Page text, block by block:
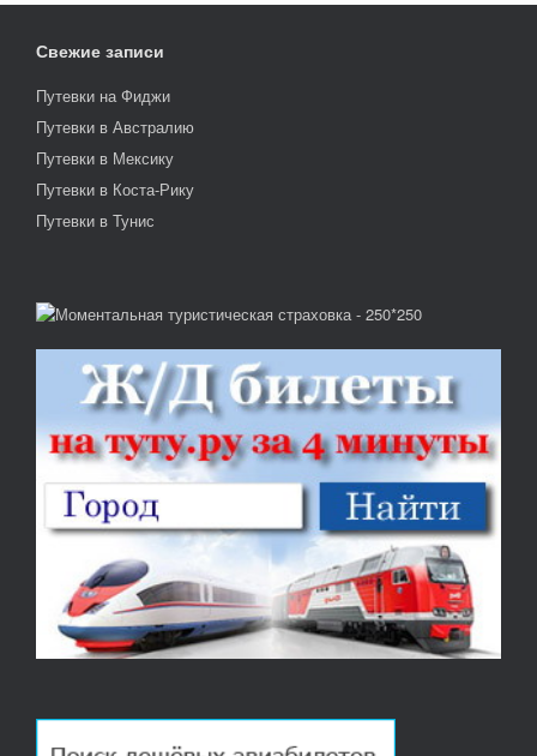
Свежие записи
Путевки на Фиджи
Путевки в Австралию
Путевки в Мексику
Путевки в Коста-Рику
Путевки в Тунис